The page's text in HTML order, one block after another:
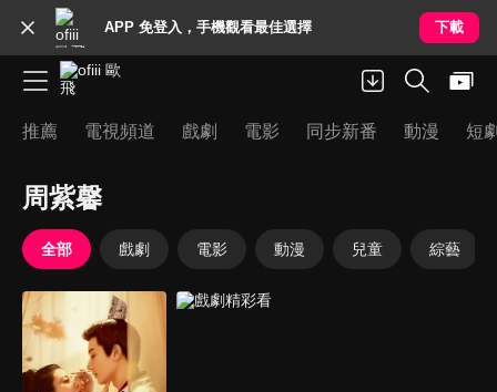
APP 免登入，手機觀看最佳選擇 下載
推薦 電視頻道 戲劇 電影 同步新番 動漫 短
周紫馨
全部 戲劇 電影 動漫 兒童 綜藝